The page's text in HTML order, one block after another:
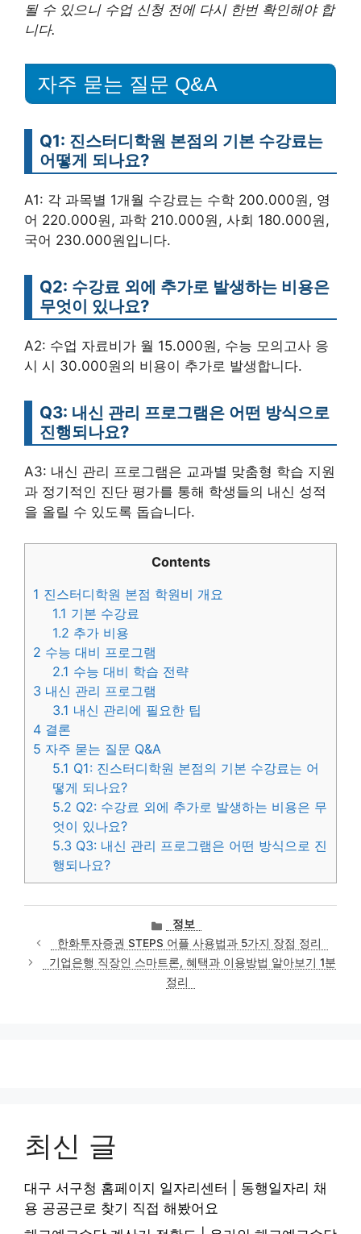
될 수 있으니 수업 신청 전에 다시 한번 확인해야 합
니다.
자주 묻는 질문 Q&A
Q1: 진스터디학원 본점의 기본 수강료는
어떻게 되나요?
A1: 각 과목별 1개월 수강료는 수학 200.000원, 영
어 220.000원, 과학 210.000원, 사회 180.000원,
국어 230.000원입니다.
Q2: 수강료 외에 추가로 발생하는 비용은
무엇이 있나요?
A2: 수업 자료비가 월 15.000원, 수능 모의고사 응
시 시 30.000원의 비용이 추가로 발생합니다.
Q3: 내신 관리 프로그램은 어떤 방식으로
진행되나요?
A3: 내신 관리 프로그램은 교과별 맞춤형 학습 지원
과 정기적인 진단 평가를 통해 학생들의 내신 성적
을 올릴 수 있도록 돕습니다.
Contents
1 진스터디학원 본점 학원비 개요
1.1 기본 수강료
1.2 추가 비용
2 수능 대비 프로그램
2.1 수능 대비 학습 전략
3 내신 관리 프로그램
3.1 내신 관리에 필요한 팁
4 결론
5 자주 묻는 질문 Q&A
5.1 Q1: 진스터디학원 본점의 기본 수강료는 어
떻게 되나요?
5.2 Q2: 수강료 외에 추가로 발생하는 비용은 무
엇이 있나요?
5.3 Q3: 내신 관리 프로그램은 어떤 방식으로 진
행되나요?
카
테
고
리
정보
한화투자증권 STEPS 어플 사용법과 5가지 장점 정리
기업은행 직장인 스마트론, 혜택과 이용방법 알아보기 1분
정리
최신 글
대구 서구청 홈페이지 일자리센터 | 동행일자리 채
용 공공근로 찾기 직접 해봤어요